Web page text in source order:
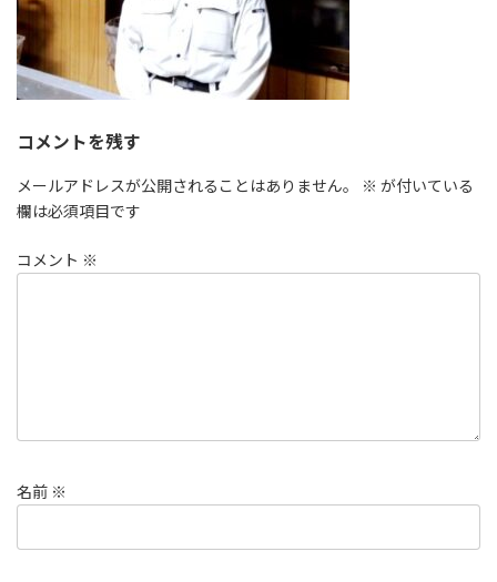
コメントを残す
メールアドレスが公開されることはありません。 ※ が付いている
欄は必須項目です
コメント ※
名前 ※